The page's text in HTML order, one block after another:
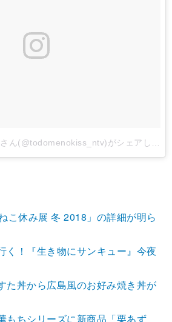
トドメの接吻［公式］さん(@todomenokiss_ntv)がシェアした投稿
こ休み展 冬 2018」の詳細が明ら
く！『生き物にサンキュー』今夜
た丼から広島風のお好み焼き丼が
もちシリーズに新商品「栗あず